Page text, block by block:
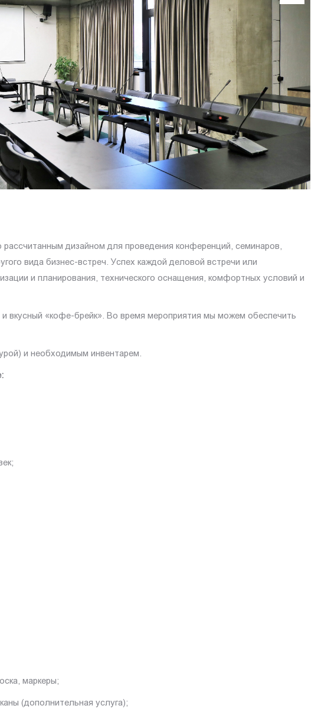
дизайном для проведения конференций, семинаров,
вида бизнес-встреч. Успех каждой деловой встречи или
и планирования, технического оснащения, комфортных условий и
вкусный «кофе-брейк». Во время мероприятия мы можем обеспечить
и необходимым инвентарем.
маркеры;
(дополнительная услуга);